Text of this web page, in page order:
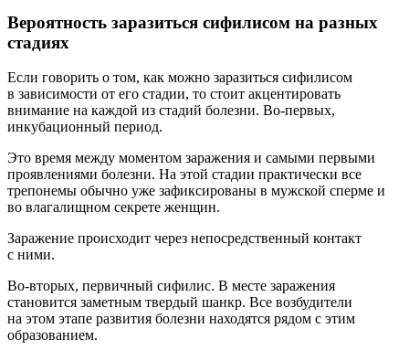
Вероятность заразиться сифилисом на разных
стадиях
Если говорить о том, как можно заразиться сифилисом
в зависимости от его стадии, то стоит акцентировать
внимание на каждой из стадий болезни. Во-первых,
инкубационный период.
Это время между моментом заражения и самыми первыми
проявлениями болезни. На этой стадии практически все
трепонемы обычно уже зафиксированы в мужской сперме и
во влагалищном секрете женщин.
Заражение происходит через непосредственный контакт
с ними.
Во-вторых, первичный сифилис. В месте заражения
становится заметным твердый шанкр. Все возбудители
на этом этапе развития болезни находятся рядом с этим
образованием.